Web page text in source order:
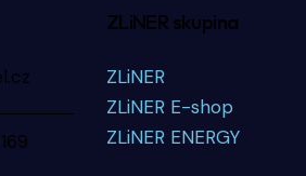
ZLiNER skupina
ZLiNER
ZLiNER E-shop
ZLiNER ENERGY